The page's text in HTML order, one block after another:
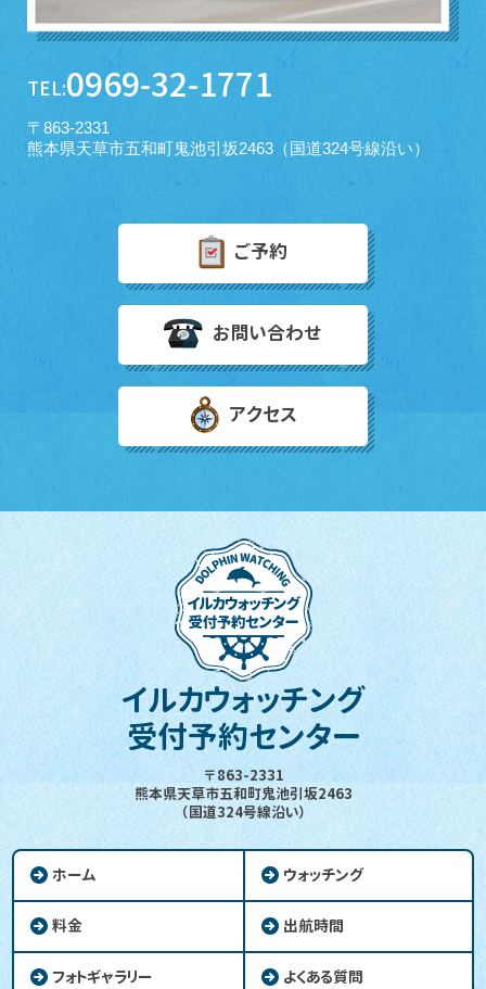
TEL:0969-32-1771
〒863-2331
熊本県天草市五和町鬼池引坂2463（国道324号線沿い）
ご予約
お問い合わせ
アクセス
イルカウォッチング
受付予約センター
〒863-2331
熊本県天草市五和町鬼池引坂2463
（国道324号線沿い）
ホーム ウォッチング
料金 出航時間
フォトギャラリー よくある質問